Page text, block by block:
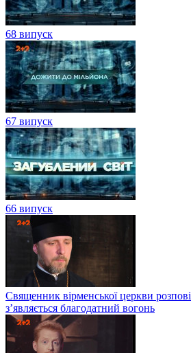
68 випуск
67 випуск
66 випуск
Священник вірменської церкви
з’являється благодатний вогонь